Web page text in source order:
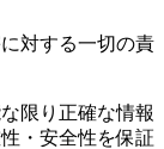
対する一切の責
限り正確な情報
・安全性を保証